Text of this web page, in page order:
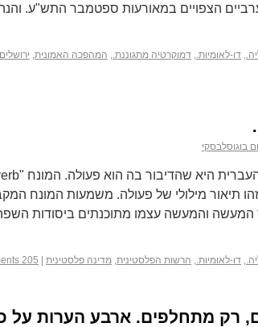
הצפויים במאורעות ספטמבר התש"ע.
, דו-לאומיות., דמוקרטיה מתגוננת., המהפכה האמונית,
בוגוסלבסקי
זהו תיאור מילולי של פעולה. משמעות המונח
המעשה והמעשה עצמו מתוכנתים ביסודות
, דו-לאומיות., הרשות הפלסטינית, מדינה פלסטינית 205 Comments
רק מתחלפים. ארבע הערות על